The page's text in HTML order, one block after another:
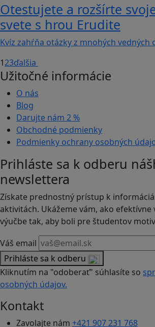
Otestujete a rozšírte
svete s hrou Erudite
Kvíz zahŕňa otázky z mnohých vedných
123ďalšia
Užitočné informácie
O nás
Blog
Darujte nám 2 %
Obchodné podmienky
Podmienky ochrany osobných
Prihláste sa k odberu
newslettera
Získate prednostný prístup k
aktivitách. Ukážeme vám, ako efektívne
výučbe tak, aby boli pre študentov
Váš email
Prihláste sa k odberu
Kliknutím na "odoberať" súhlasíte so
osobných údajov.
Kontakt
Zavolajte nám +421 907 231 768